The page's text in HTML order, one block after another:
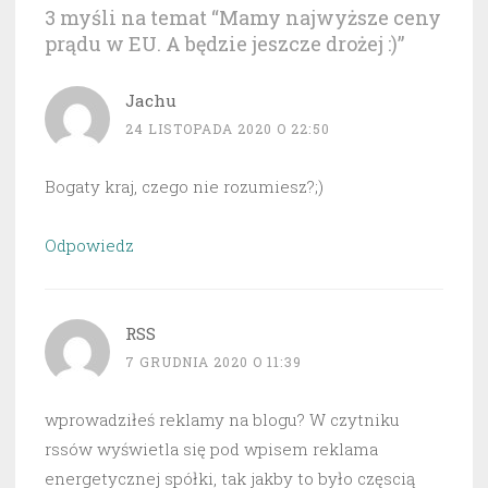
3 myśli na temat “Mamy najwyższe ceny
prądu w EU. A będzie jeszcze drożej :)”
Jachu
24 LISTOPADA 2020 O 22:50
Bogaty kraj, czego nie rozumiesz?;)
Odpowiedz
RSS
7 GRUDNIA 2020 O 11:39
wprowadziłeś reklamy na blogu? W czytniku
rssów wyświetla się pod wpisem reklama
energetycznej spółki, tak jakby to było częscią